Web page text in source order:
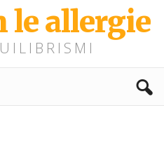
le allergie